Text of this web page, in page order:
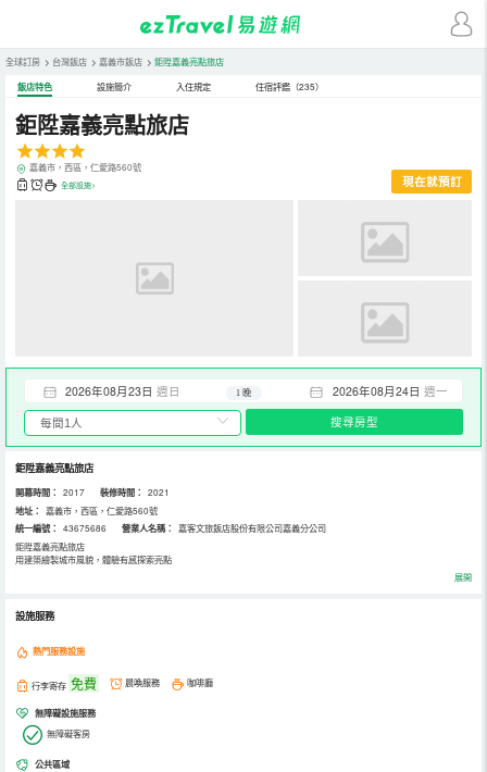
全球訂房 > 台灣飯店 > 嘉義市飯店 > 鉅陞嘉義亮點旅店
飯店特色 設施簡介 入住規定 住宿評鑑（235）
鉅陞嘉義亮點旅店
嘉義市，西區，仁愛路560號
全部設施> 現在就預訂
2026年08月23日 週日 2026年08月24日 週一
1 晚
搜尋房型
鉅陞嘉義亮點旅店
開幕時間： 2017 裝修時間： 2021
地址： 嘉義市，西區，仁愛路560號
統一編號： 43675686 營業人名稱：
嘉客文旅飯店股份有限公司嘉義分公司
鉅陞嘉義亮點旅店
用建築繪製城市風貌，體驗有感探索亮點
建築用線條和空間呼應在地文化肌理，在土地上寫下一個個動人故事，巨升以建築為座標，繪製出屬於城市藏寶圖，亮
點旅店將旅行的體驗從住宿延伸至城市與文化，有別於一般親子旅店，從外觀設計到空間規劃，融合嘉義特色木材與鐵
是一種探索城市的樂趣、體驗有感的設計。
展開
設施服務
熱門服務設施
行李寄存 免費 晨喚服務 咖啡廳
無障礙設施服務
無障礙客房
公共區域